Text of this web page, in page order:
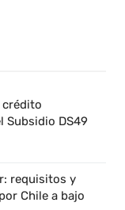
crédito
Subsidio DS49
requisitos y
Chile a bajo